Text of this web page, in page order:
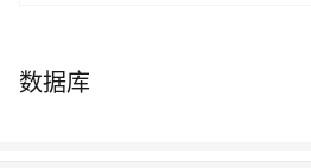
https://www.aliyun.com/product/ApsaraDB/
数据库